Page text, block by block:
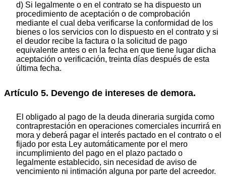
d) Si legalmente o en el contrato se ha dispuesto un
procedimiento de aceptación o de comprobación
mediante el cual deba verificarse la conformidad de los
bienes o los servicios con lo dispuesto en el contrato y si
el deudor recibe la factura o la solicitud de pago
equivalente antes o en la fecha en que tiene lugar dicha
aceptación o verificación, treinta días después de esta
última fecha.
Artículo 5. Devengo de intereses de demora.
El obligado al pago de la deuda dineraria surgida como
contraprestación en operaciones comerciales incurrirá en
mora y deberá pagar el interés pactado en el contrato o el
fijado por esta Ley automáticamente por el mero
incumplimiento del pago en el plazo pactado o
legalmente establecido, sin necesidad de aviso de
vencimiento ni intimación alguna por parte del acreedor.